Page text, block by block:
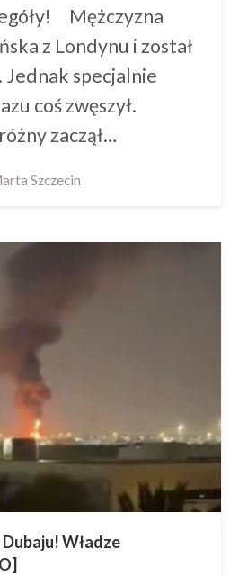
Mężczyzna
z Londynu i został
specjalnie
coś zwęszył.
zaczął…
Szczecin
Władze